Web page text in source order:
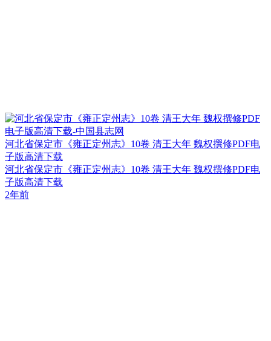
河北省保定市《雍正定州志》10卷 清王大年 魏权撰修PDF电
子版高清下载
河北省保定市《雍正定州志》10卷 清王大年 魏权撰修PDF电
子版高清下载
2年前